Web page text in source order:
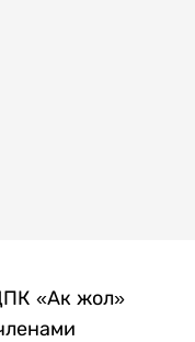
«Ак жол»